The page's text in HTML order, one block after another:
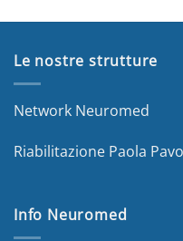
Le nostre strutture
Network Neuromed
Riabilitazione Paola
Info Neuromed